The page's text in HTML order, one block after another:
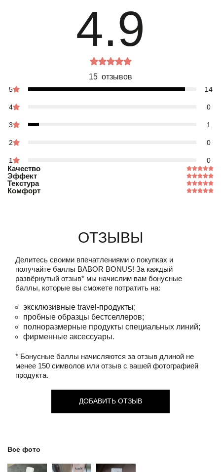
4.9
15 отзывов
5 14
4 0
3 1
2 0
1 0
Качество
Эффект
Текстура
Комфорт
Отзывы
Делитесь своими впечатлениями о покупках и
получайте баллы BABOR BONUS! За каждый
развёрнутый отзыв* мы начислим вам бонусные
баллы, которые вы сможете потратить на:
эксклюзивные travel-продукты;
пробные образцы бестселлеров;
полноразмерные продукты специальных линий;
фирменные аксессуары.
* Бонусные баллы начисляются за отзыв длиной не
менее 150 символов или отзыв с вашей фотографией
продукта.
ДОБАВИТЬ ОТЗЫВ
Все фото